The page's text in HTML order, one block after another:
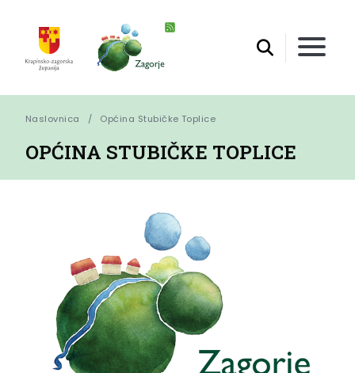
Naslovnica Općina Stubičke Toplice
OPĆINA STUBIČKE TOPLICE